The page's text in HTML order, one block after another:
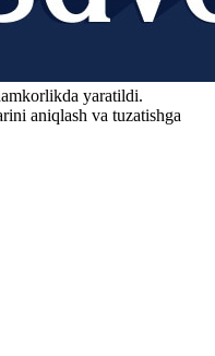
yaratildi.
aniqlash va tuzatishga